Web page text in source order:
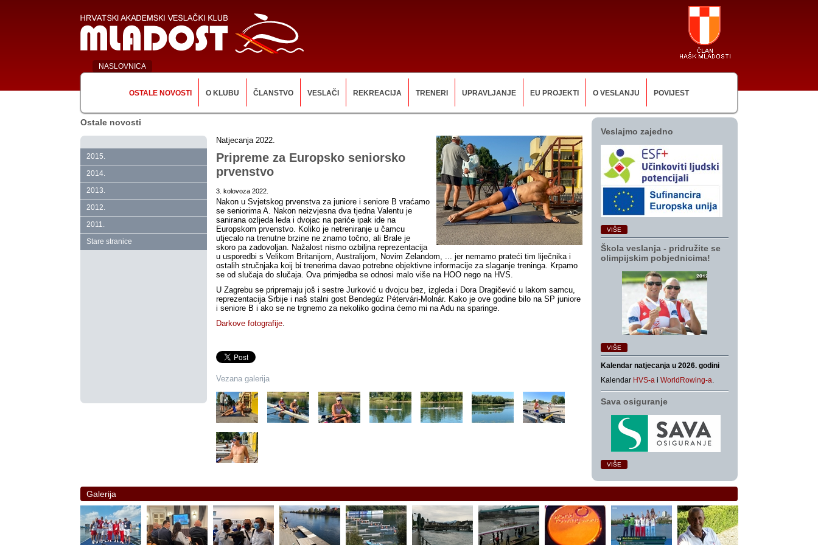
NASLOVNICA
OSTALE NOVOSTI O KLUBU ČLANSTVO VESLAČI REKREACIJA TRENERI UPRAVLJANJE EU PROJEKTI O VESLANJU POVIJEST
Ostale novosti
2015.
2014.
2013.
2012.
2011.
Stare stranice
Natjecanja 2022.
Pripreme za Europsko seniorsko
prvenstvo
3. kolovoza 2022.
Nakon u Svjetskog prvenstva za juniore i seniore B vraćamo
se seniorima A. Nakon neizvjesna dva tjedna Valentu je
sanirana ozljeda leđa i dvojac na pariće ipak ide na
Europskom prvenstvo. Koliko je netreniranje u čamcu
utjecalo na trenutne brzine ne znamo točno, ali Brale je
skoro pa zadovoljan. Nažalost nismo ozbiljna reprezentacija
u usporedbi s Velikom Britanijom, Australijom, Novim Zelandom, ... jer nemamo prateći tim liječnika i
ostalih stručnjaka koij bi trenerima davao potrebne objektivne informacije za slaganje treninga. Krpamo
se od slučaja do slučaja. Ova primjedba se odnosi malo više na HOO nego na HVS.
U Zagrebu se pripremaju još i sestre Jurković u dvojcu bez, izgleda i Dora Dragičević u lakom samcu,
reprezentacija Srbije i naš stalni gost Bendegúz Pétervári-Molnár. Kako je ove godine bilo na SP juniore
i seniore B i ako se ne trgnemo za nekoliko godina ćemo mi na Adu na sparinge.
Darkove fotografije.
Vezana galerija
Veslajmo zajedno
VIŠE
Škola veslanja ‑ pridružite se
olimpijskim pobjednicima!
VIŠE
Kalendar natjecanja u 2026. godini
Kalendar HVS-a i WorldRowing-a.
Sava osiguranje
VIŠE
Galerija